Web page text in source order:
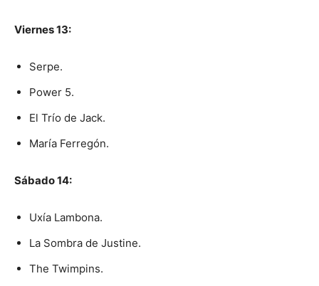
Viernes 13:
Serpe.
Power 5.
El Trío de Jack.
María Ferregón.
Sábado 14:
Uxía Lambona.
La Sombra de Justine.
The Twimpins.